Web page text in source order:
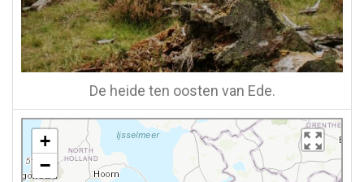
De heide ten oosten van Ede.
+
−